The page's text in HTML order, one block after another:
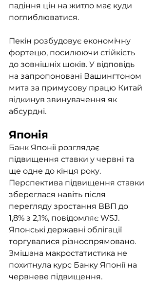
падіння цін на житло має куди
поглиблюватися.
Пекін розбудовує економічну
фортецю, посилюючи стійкість
до зовнішніх шоків. У відповідь
на запропоновані Вашингтоном
мита за примусову працю Китай
відкинув звинувачення як
абсурдні.
Японія
Банк Японії розглядає
підвищення ставки у червні та
ще одне до кінця року.
Перспектива підвищення ставки
збереглася навіть після
перегляду зростання ВВП до
1,8% з 2,1%, повідомляє WSJ.
Японські державні облігації
торгувалися різноспрямовано.
Змішана макростатистика не
похитнула курс Банку Японії на
червневе підвищення.